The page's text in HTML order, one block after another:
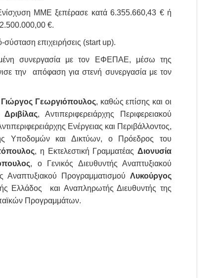
ΜΜΕ ξεπέρασε κατά 6.355.660,43 € ή
€.
επιχειρήσεις (start up).
συνεργασία με τον ΕΦΕΠΑΕ, μέσω της
την απόφαση για στενή συνεργασία με τον
Γιώργος Γεωργιόπουλος, καθώς επίσης και οι
, Αντιπεριφερειάρχης Περιφερειακού
Ενέργειας και Περιβάλλοντος,
Υποδομών και Δικτύων, ο Πρόεδρος του
, η Εκτελεστική ΓραμματέαςΔιονυσία
, ο Γενικός Διευθυντής Αναπτυξιακού
Αναπτυξιακού Προγραμματισμού Λυκούργος
Ελλάδος και Αναπληρωτής Διευθυντής της
Προγραμμάτων.